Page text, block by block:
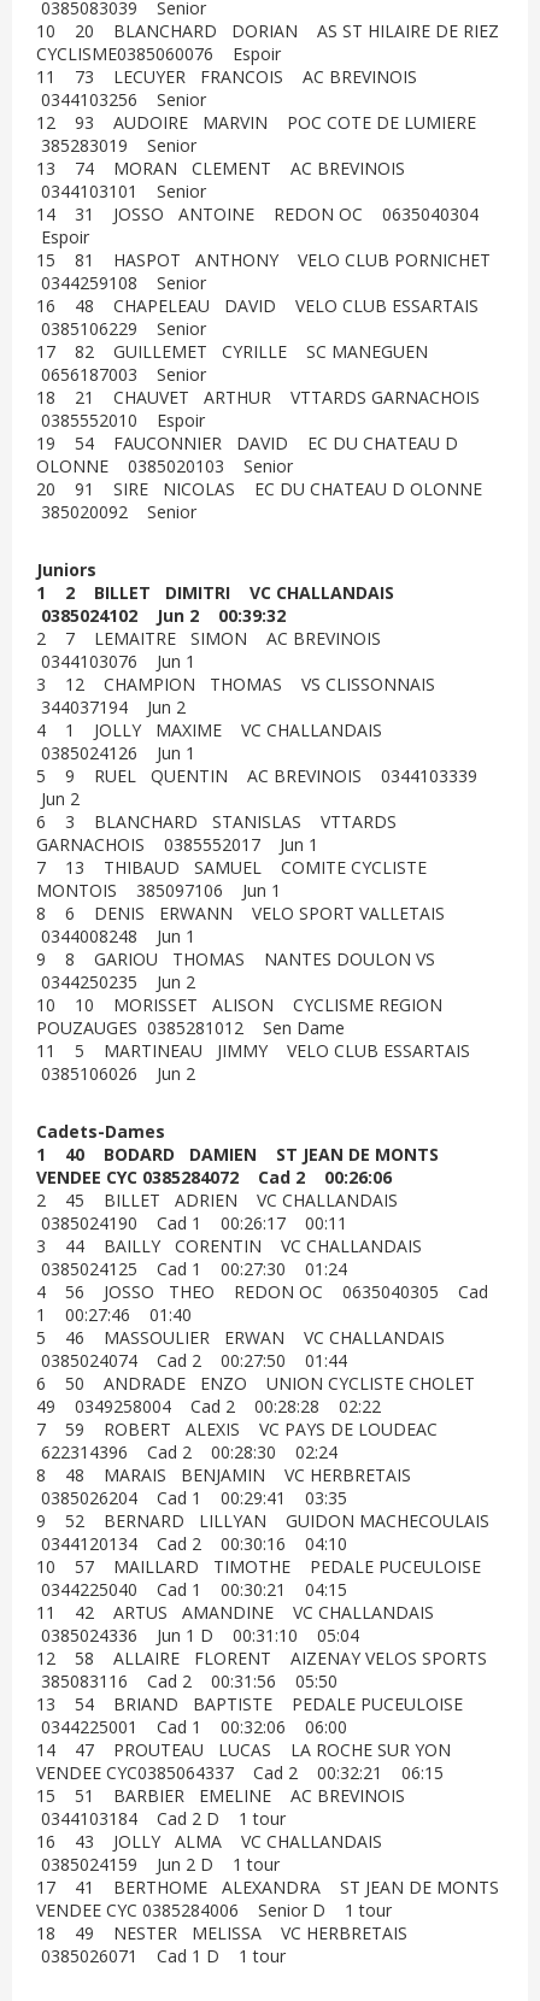
0385083039 Senior
10 20 BLANCHARD DORIAN AS ST HILAIRE DE RIEZ
CYCLISME0385060076 Espoir
11 73 LECUYER FRANCOIS AC BREVINOIS
0344103256 Senior
12 93 AUDOIRE MARVIN POC COTE DE LUMIERE
385283019 Senior
13 74 MORAN CLEMENT AC BREVINOIS
0344103101 Senior
14 31 JOSSO ANTOINE REDON OC 0635040304
Espoir
15 81 HASPOT ANTHONY VELO CLUB PORNICHET
0344259108 Senior
16 48 CHAPELEAU DAVID VELO CLUB ESSARTAIS
0385106229 Senior
17 82 GUILLEMET CYRILLE SC MANEGUEN
0656187003 Senior
18 21 CHAUVET ARTHUR VTTARDS GARNACHOIS
0385552010 Espoir
19 54 FAUCONNIER DAVID EC DU CHATEAU D
OLONNE 0385020103 Senior
20 91 SIRE NICOLAS EC DU CHATEAU D OLONNE
385020092 Senior
Juniors
1 2 BILLET DIMITRI VC CHALLANDAIS
0385024102 Jun 2 00:39:32
2 7 LEMAITRE SIMON AC BREVINOIS
0344103076 Jun 1
3 12 CHAMPION THOMAS VS CLISSONNAIS
344037194 Jun 2
4 1 JOLLY MAXIME VC CHALLANDAIS
0385024126 Jun 1
5 9 RUEL QUENTIN AC BREVINOIS 0344103339
Jun 2
6 3 BLANCHARD STANISLAS VTTARDS
GARNACHOIS 0385552017 Jun 1
7 13 THIBAUD SAMUEL COMITE CYCLISTE
MONTOIS 385097106 Jun 1
8 6 DENIS ERWANN VELO SPORT VALLETAIS
0344008248 Jun 1
9 8 GARIOU THOMAS NANTES DOULON VS
0344250235 Jun 2
10 10 MORISSET ALISON CYCLISME REGION
POUZAUGES 0385281012 Sen Dame
11 5 MARTINEAU JIMMY VELO CLUB ESSARTAIS
0385106026 Jun 2
Cadets-Dames
1 40 BODARD DAMIEN ST JEAN DE MONTS
VENDEE CYC 0385284072 Cad 2 00:26:06
2 45 BILLET ADRIEN VC CHALLANDAIS
0385024190 Cad 1 00:26:17 00:11
3 44 BAILLY CORENTIN VC CHALLANDAIS
0385024125 Cad 1 00:27:30 01:24
4 56 JOSSO THEO REDON OC 0635040305 Cad
1 00:27:46 01:40
5 46 MASSOULIER ERWAN VC CHALLANDAIS
0385024074 Cad 2 00:27:50 01:44
6 50 ANDRADE ENZO UNION CYCLISTE CHOLET
49 0349258004 Cad 2 00:28:28 02:22
7 59 ROBERT ALEXIS VC PAYS DE LOUDEAC
622314396 Cad 2 00:28:30 02:24
8 48 MARAIS BENJAMIN VC HERBRETAIS
0385026204 Cad 1 00:29:41 03:35
9 52 BERNARD LILLYAN GUIDON MACHECOULAIS
0344120134 Cad 2 00:30:16 04:10
10 57 MAILLARD TIMOTHE PEDALE PUCEULOISE
0344225040 Cad 1 00:30:21 04:15
11 42 ARTUS AMANDINE VC CHALLANDAIS
0385024336 Jun 1 D 00:31:10 05:04
12 58 ALLAIRE FLORENT AIZENAY VELOS SPORTS
385083116 Cad 2 00:31:56 05:50
13 54 BRIAND BAPTISTE PEDALE PUCEULOISE
0344225001 Cad 1 00:32:06 06:00
14 47 PROUTEAU LUCAS LA ROCHE SUR YON
VENDEE CYC0385064337 Cad 2 00:32:21 06:15
15 51 BARBIER EMELINE AC BREVINOIS
0344103184 Cad 2 D 1 tour
16 43 JOLLY ALMA VC CHALLANDAIS
0385024159 Jun 2 D 1 tour
17 41 BERTHOME ALEXANDRA ST JEAN DE MONTS
VENDEE CYC 0385284006 Senior D 1 tour
18 49 NESTER MELISSA VC HERBRETAIS
0385026071 Cad 1 D 1 tour